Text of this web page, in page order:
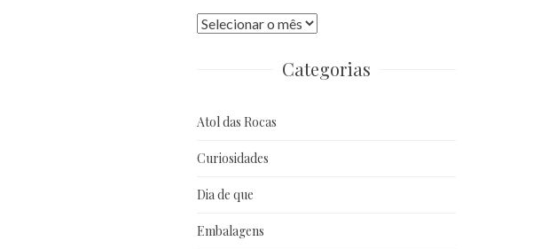
Publicações
Categorias
Atol das Rocas
Curiosidades
Dia de que
Embalagens